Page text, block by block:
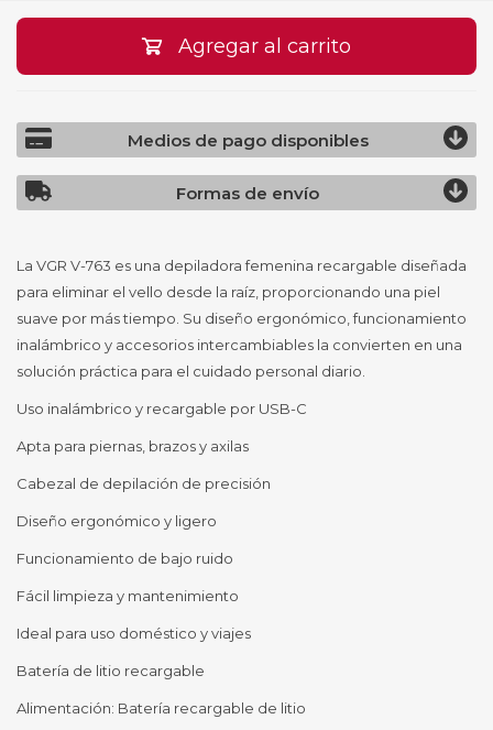
Agregar al carrito
Medios de pago disponibles
Formas de envío
La VGR V-763 es una depiladora femenina recargable diseñada
para eliminar el vello desde la raíz, proporcionando una piel
suave por más tiempo. Su diseño ergonómico, funcionamiento
inalámbrico y accesorios intercambiables la convierten en una
solución práctica para el cuidado personal diario.
Uso inalámbrico y recargable por USB-C
Apta para piernas, brazos y axilas
Cabezal de depilación de precisión
Diseño ergonómico y ligero
Funcionamiento de bajo ruido
Fácil limpieza y mantenimiento
Ideal para uso doméstico y viajes
Batería de litio recargable
Alimentación: Batería recargable de litio